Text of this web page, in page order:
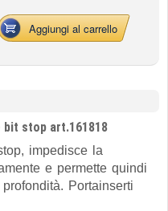
Aggiungi al carrello
stop art.161818
impedisce la
e permette quindi
Portainserti